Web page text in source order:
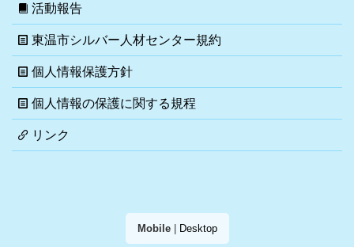
活動報告
東温市シルバー人材センター規約
個人情報保護方針
個人情報の保護に関する規程
リンク
Mobile| Desktop